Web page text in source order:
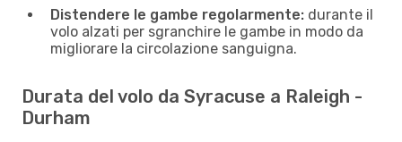
Distendere le gambe regolarmente: durante il
volo alzati per sgranchire le gambe in modo da
migliorare la circolazione sanguigna.
Durata del volo da Syracuse a Raleigh -
Durham